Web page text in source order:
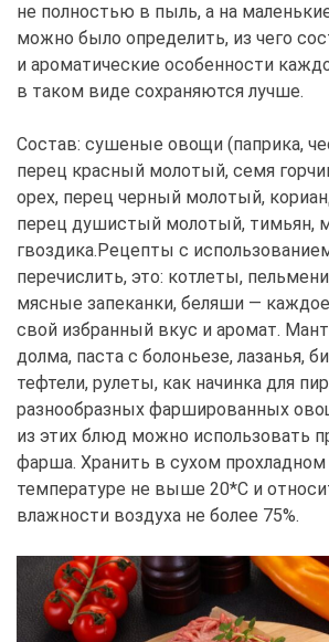
не полностью в пыль, а на
можно было определить, из чего
и ароматические особенности
в таком виде сохраняются лучше.
Состав: сушеные овощи (паприка,
перец красный молотый, семя
орех, перец черный молотый,
перец душистый молотый, тимьян,
гвоздика.Рецепты с
перечислить, это: котлеты,
мясные запеканки, беляши —
свой избранный вкус и аромат.
долма, паста с болоньезе, лазанья,
тефтели, рулеты, как начинка для
разнообразных фаршированных
из этих блюд можно использовать
фарша. Хранить в сухом
температуре не выше 20*С и
влажности воздуха не более 75%.